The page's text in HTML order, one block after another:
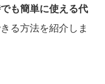
も簡単に使える代
る方法を紹介しま